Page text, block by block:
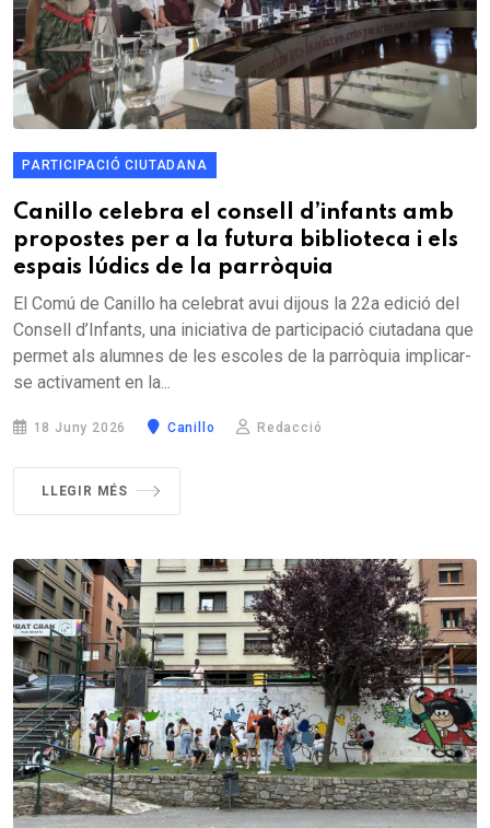
PARTICIPACIÓ CIUTADANA
Canillo celebra el consell d’infants amb
propostes per a la futura biblioteca i els
espais lúdics de la parròquia
El Comú de Canillo ha celebrat avui dijous la 22a edició del
Consell d’Infants, una iniciativa de participació ciutadana que
permet als alumnes de les escoles de la parròquia implicar-
se activament en la...
18 Juny 2026 Canillo Redacció
LLEGIR MÉS